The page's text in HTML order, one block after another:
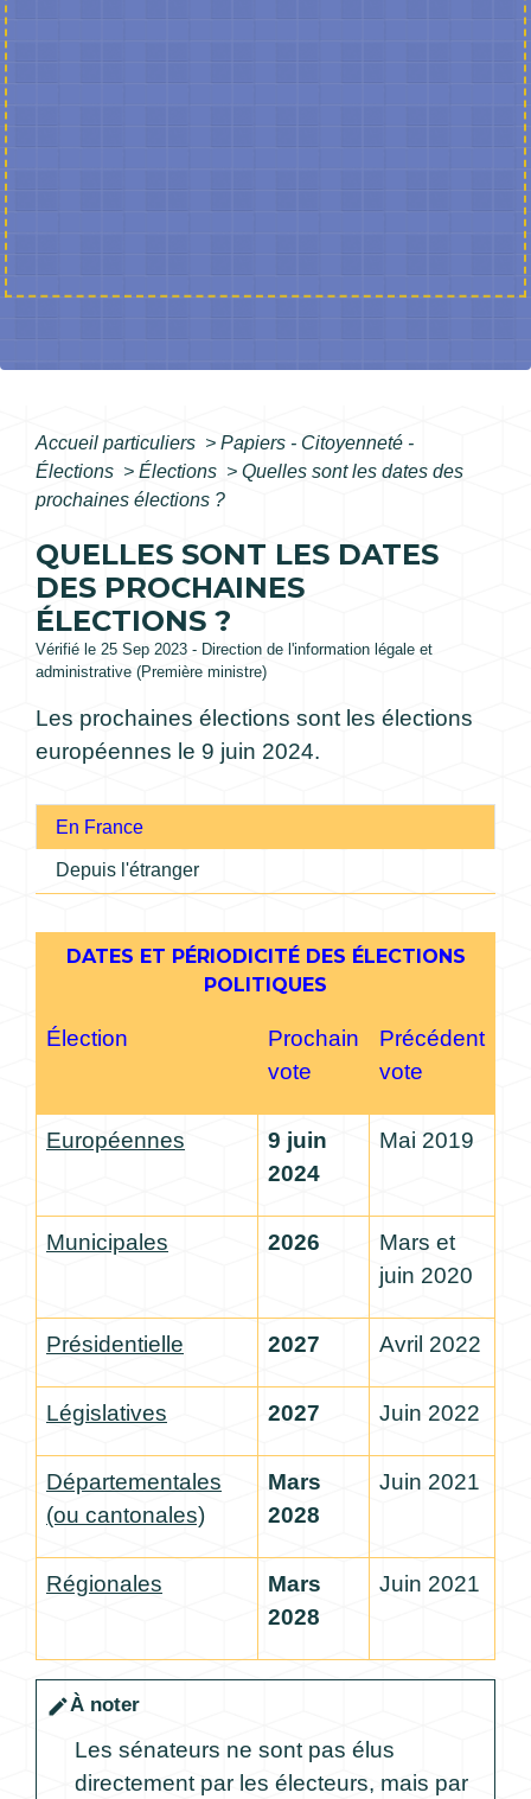
Accueil particuliers > Papiers - Citoyenneté -
Élections > Élections > Quelles sont les dates des
prochaines élections ?
QUELLES SONT LES DATES
DES PROCHAINES
ÉLECTIONS ?
Vérifié le 25 Sep 2023 - Direction de l'information légale et
administrative (Première ministre)
Les prochaines élections sont les élections
européennes le 9 juin 2024.
En France
Depuis l'étranger
DATES ET PÉRIODICITÉ DES ÉLECTIONS
POLITIQUES
Élection
Prochain
vote
Précédent
vote
Européennes
9 juin
2024
Mai 2019
Municipales 2026
Mars et
juin 2020
Présidentielle 2027 Avril 2022
Législatives 2027 Juin 2022
Départementales
(ou cantonales)
Mars
2028
Juin 2021
Régionales
Mars
2028
Juin 2021
editÀ noter
Les sénateurs ne sont pas élus
directement par les électeurs, mais par